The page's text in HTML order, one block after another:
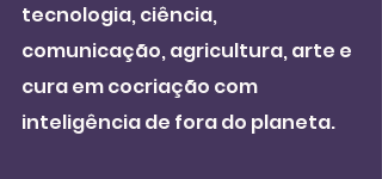
tecnologia, ciência,
comunicação, agricultura, arte e
cura em cocriação com
inteligência de fora do planeta.